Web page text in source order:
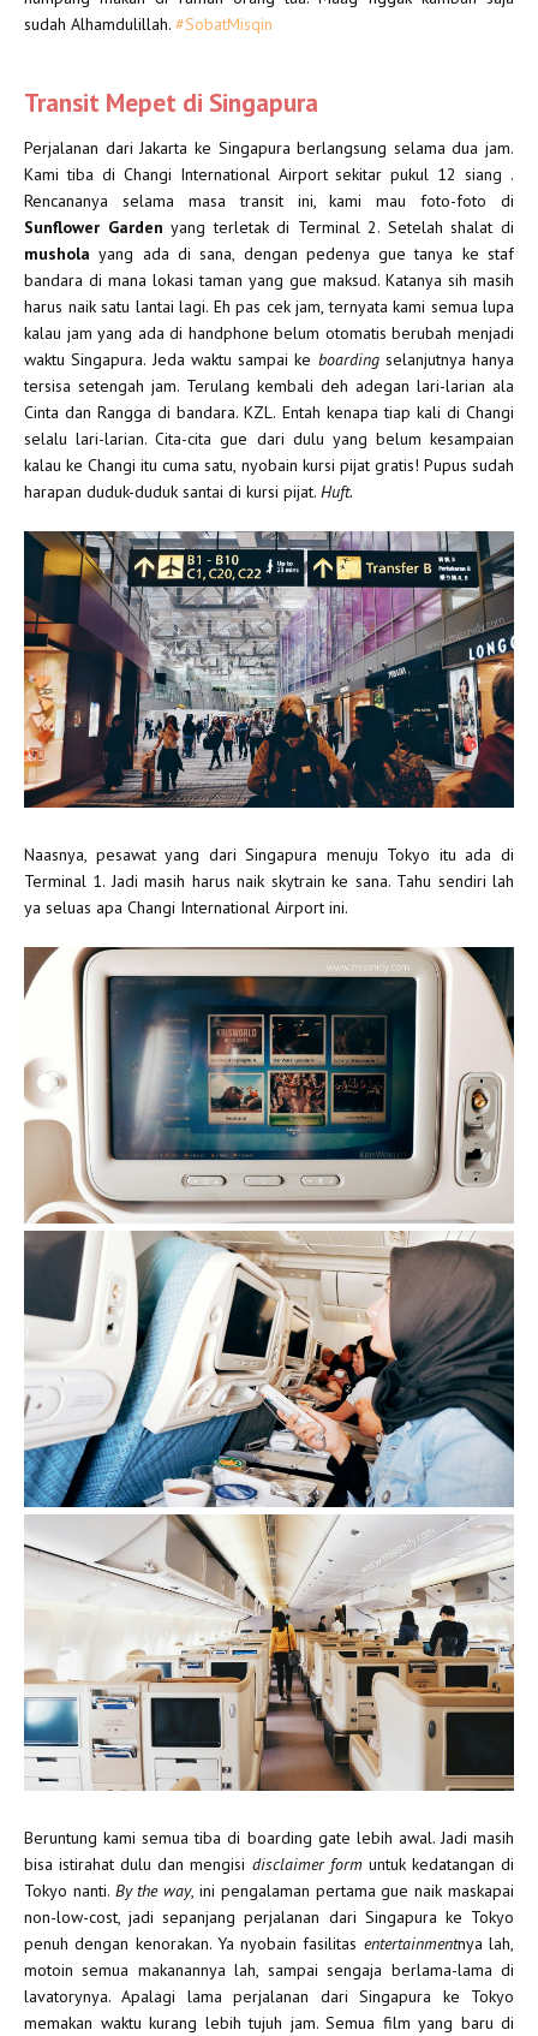
sudah Alhamdulillah. #SobatMisqin
Transit Mepet di Singapura
Perjalanan dari Jakarta ke Singapura berlangsung selama dua jam.
Kami tiba di Changi International Airport sekitar pukul 12 siang .
Rencananya selama masa transit ini, kami mau foto-foto di
Sunflower Garden yang terletak di Terminal 2. Setelah shalat di
mushola yang ada di sana, dengan pedenya gue tanya ke staf
bandara di mana lokasi taman yang gue maksud. Katanya sih masih
harus naik satu lantai lagi. Eh pas cek jam, ternyata kami semua lupa
kalau jam yang ada di handphone belum otomatis berubah menjadi
waktu Singapura. Jeda waktu sampai ke boardingselanjutnya hanya
tersisa setengah jam. Terulang kembali deh adegan lari-larian ala
Cinta dan Rangga di bandara. KZL. Entah kenapa tiap kali di Changi
selalu lari-larian. Cita-cita gue dari dulu yang belum kesampaian
kalau ke Changi itu cuma satu, nyobain kursi pijat gratis! Pupus sudah
harapan duduk-duduk santai di kursi pijat. Huft.
Naasnya, pesawat yang dari Singapura menuju Tokyo itu ada di
Terminal 1. Jadi masih harus naik skytrain ke sana. Tahu sendiri lah
ya seluas apa Changi International Airport ini.
Beruntung kami semua tiba di boarding gate lebih awal. Jadi masih
bisa istirahat dulu dan mengisi disclaimer formuntuk kedatangan di
Tokyo nanti. By the way, ini pengalaman pertama gue naik maskapai
non-low-cost, jadi sepanjang perjalanan dari Singapura ke Tokyo
penuh dengan kenorakan. Ya nyobain fasilitas entertainmentnya lah,
motoin semua makanannya lah, sampai sengaja berlama-lama di
lavatorynya. Apalagi lama perjalanan dari Singapura ke Tokyo
memakan waktu kurang lebih tujuh jam. Semua film yang baru di